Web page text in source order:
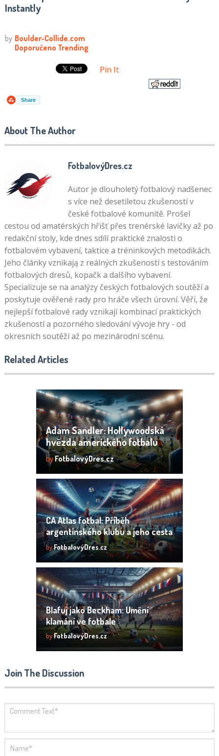
Instantly
Pin It
Share
About The Author
FotbalovýDres.cz
Autor je dlouholetý fotbalový nadšenec
s více než desetiletou zkušeností v
české fotbalové komunitě. Prošel
cestou od amatérských hřišť přes trenérské lavičky až po
redakční stoly, kde dnes sdílí praktické znalosti o
fotbalovém vybavení, taktice a tréninkových metodikách.
Jeho články vznikają z reálných zkušeností s testováním
fotbalových dresů, kopačk a dalšího vybavení.
Specializuje se na analýzy českých fotbalových soutěží a
poskytuje ověřené rady pro hráče všech úrovní. Věří, že
nejlepší fotbalové rady vznikají kombinací praktických
zkušeností a pozorného sledování vývoje hry - od
okresních soutěží až po mezinárodní scénu.
Related Articles
Adam Sandler: Hollywoodská
hvězda amerického fotbalu
by FotbalovýDres.cz
CA Atlas fotbal: Příběh
argentinského klubu a jeho cesta
vzhůru
byFotbalovýDres.cz
Blafuj jako Beckham: Umění
klamání ve fotbale
byFotbalovýDres.cz
Join The Discussion